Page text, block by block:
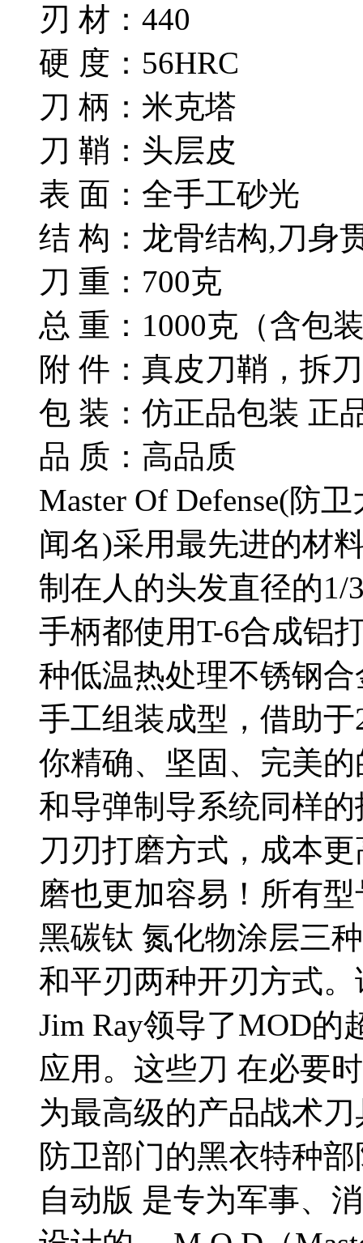
刃 材：440
硬 度：56HRC
刀 柄：米克塔
刀 鞘：头层皮
表 面：全手工砂光
结 构：龙骨结构,刀身
刀 重：700克
总 重：1000克（含包
附 件：真皮刀鞘，拆
包 装：仿正品包装 正
品 质：高品质
Master Of Defense(防
闻名)采用最先进的材
制在人的头发直径的1/
手柄都使用T-6合成铝
种低温热处理不锈钢
手工组装成型，借助
你精确、坚固、完美
和导弹制导系统同样
刀刃打磨方式，成本
磨也更加容易！所有
黑碳钛 氮化物涂层三
和平刃两种开刃方式
Jim Ray领导了MOD的
应用。这些刀 在必要
为最高级的产品战术
防卫部门的黑衣特种
自动版 是专为军事、